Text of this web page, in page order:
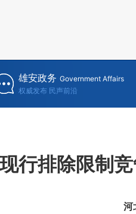
雄安政务 Government Affairs
权威发布 民声前沿
行排除限制
河